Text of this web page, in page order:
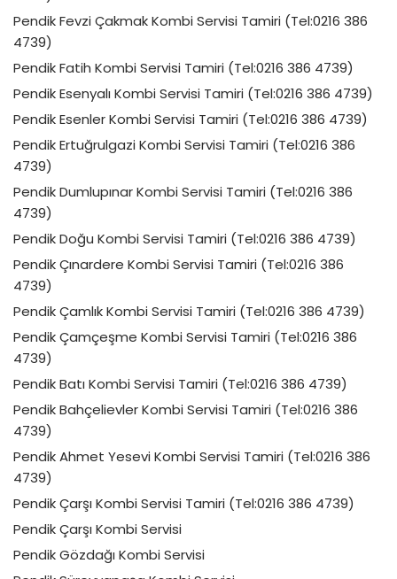
Pendik Fevzi Çakmak Kombi Servisi Tamiri (Tel:0216 386
4739)
Pendik Fatih Kombi Servisi Tamiri (Tel:0216 386 4739)
Pendik Esenyalı Kombi Servisi Tamiri (Tel:0216 386 4739)
Pendik Esenler Kombi Servisi Tamiri (Tel:0216 386 4739)
Pendik Ertuğrulgazi Kombi Servisi Tamiri (Tel:0216 386
4739)
Pendik Dumlupınar Kombi Servisi Tamiri (Tel:0216 386
4739)
Pendik Doğu Kombi Servisi Tamiri (Tel:0216 386 4739)
Pendik Çınardere Kombi Servisi Tamiri (Tel:0216 386
4739)
Pendik Çamlık Kombi Servisi Tamiri (Tel:0216 386 4739)
Pendik Çamçeşme Kombi Servisi Tamiri (Tel:0216 386
4739)
Pendik Batı Kombi Servisi Tamiri (Tel:0216 386 4739)
Pendik Bahçelievler Kombi Servisi Tamiri (Tel:0216 386
4739)
Pendik Ahmet Yesevi Kombi Servisi Tamiri (Tel:0216 386
4739)
Pendik Çarşı Kombi Servisi Tamiri (Tel:0216 386 4739)
Pendik Çarşı Kombi Servisi
Pendik Gözdağı Kombi Servisi